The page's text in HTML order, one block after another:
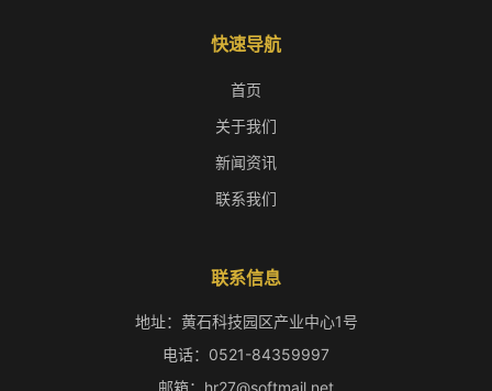
快速导航
首页
关于我们
新闻资讯
联系我们
联系信息
地址：黄石科技园区产业中心1号
电话：0521-84359997
邮箱：hr27@softmail.net